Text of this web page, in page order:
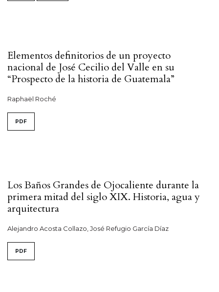
Elementos definitorios de un proyecto
nacional de José Cecilio del Valle en su
“Prospecto de la historia de Guatemala”
Raphaël Roché
PDF
Los Baños Grandes de Ojocaliente durante la
primera mitad del siglo XIX. Historia, agua y
arquitectura
Alejandro Acosta Collazo, José Refugio García Díaz
PDF